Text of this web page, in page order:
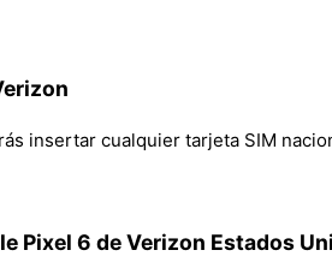
insertar cualquier tarjeta SIM
Pixel 6 de Verizon Estados